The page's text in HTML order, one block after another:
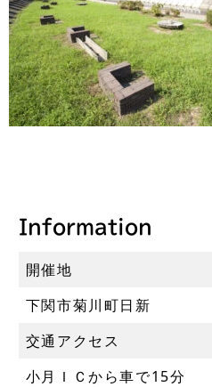
Information
開催地
下関市菊川町日新
交通アクセス
小月ＩＣから車で15分